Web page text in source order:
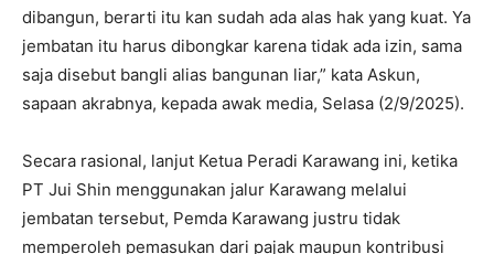
dibangun, berarti itu kan sudah ada alas hak yang kuat. Ya
jembatan itu harus dibongkar karena tidak ada izin, sama
saja disebut bangli alias bangunan liar,” kata Askun,
sapaan akrabnya, kepada awak media, Selasa (2/9/2025).
Secara rasional, lanjut Ketua Peradi Karawang ini, ketika
PT Jui Shin menggunakan jalur Karawang melalui
jembatan tersebut, Pemda Karawang justru tidak
memperoleh pemasukan dari pajak maupun kontribusi